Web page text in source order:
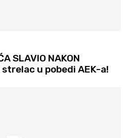
SLAVIO NAKON
strelac u pobedi AEK-a!